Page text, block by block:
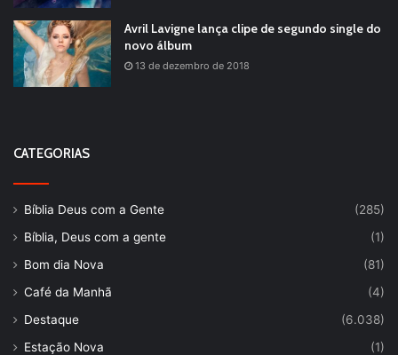
Avril Lavigne lança clipe de segundo single do
novo álbum
13 de dezembro de 2018
CATEGORIAS
Bíblia Deus com a Gente
(285)
Bíblia, Deus com a gente
(1)
Bom dia Nova
(81)
Café da Manhã
(4)
Destaque
(6.038)
Estação Nova
(1)